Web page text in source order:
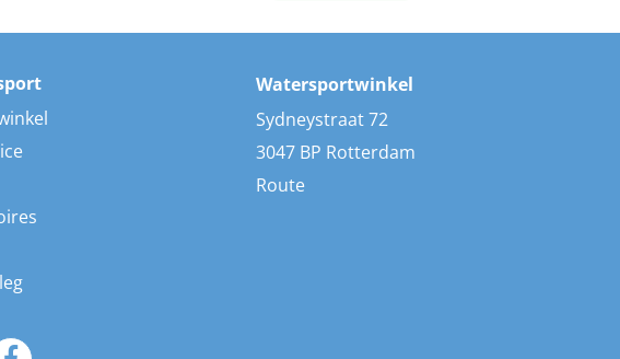
Watersportwinkel
Sydneystraat 72
3047 BP Rotterdam
Route